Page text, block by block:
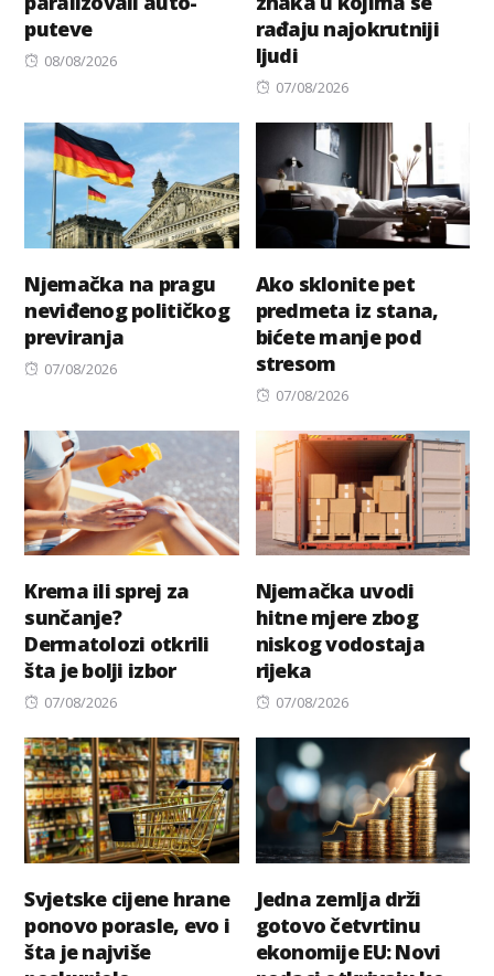
puteve
Posted
08/08/2026
rađaju najokrutniji
ljudi
Posted
07/08/2026
Njemačka na pragu
neviđenog političkog
previranja
Posted
07/08/2026
Ako sklonite pet
predmeta iz stana,
bićete manje pod
stresom
Posted
07/08/2026
Krema ili sprej za
sunčanje?
Dermatolozi otkrili
šta je bolji izbor
Posted
07/08/2026
Njemačka uvodi
hitne mjere zbog
niskog vodostaja
rijeka
Posted
07/08/2026
Svjetske cijene hrane
ponovo porasle, evo i
šta je najviše
Jedna zemlja drži
gotovo četvrtinu
ekonomije EU: Novi